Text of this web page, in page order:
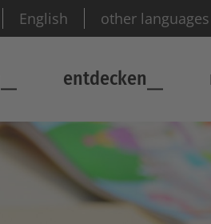
English other languages
entdecken